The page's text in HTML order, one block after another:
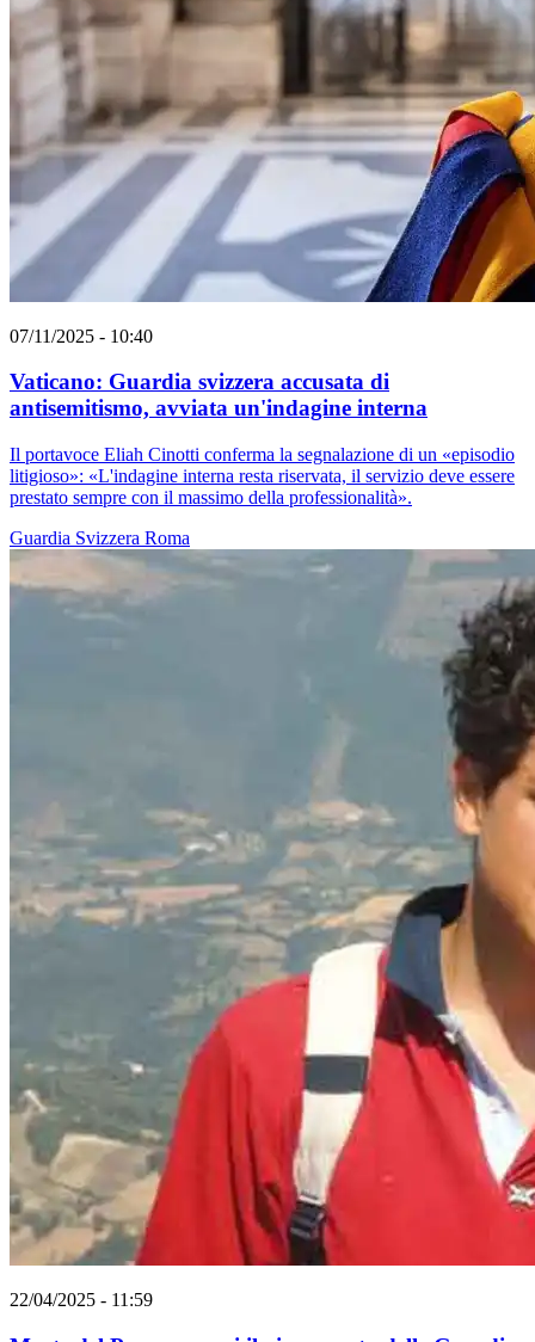
07/11/2025 - 10:40
Vaticano: Guardia svizzera accusata di
antisemitismo, avviata un'indagine interna
Il portavoce Eliah Cinotti conferma la segnalazione di un «episodio
litigioso»: «L'indagine interna resta riservata, il servizio deve essere
prestato sempre con il massimo della professionalità».
Guardia Svizzera Roma
22/04/2025 - 11:59